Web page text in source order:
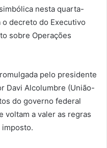
nesta quarta-
decreto do Executivo
sobre Operações
pelo presidente
Davi Alcolumbre (União-
do governo federal
voltam a valer as regras